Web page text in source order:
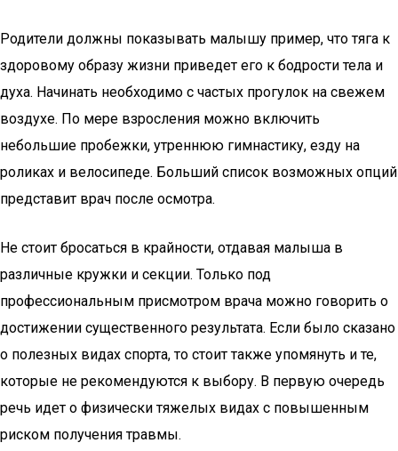
Родители должны показывать малышу пример, что тяга к
здоровому образу жизни приведет его к бодрости тела и
духа. Начинать необходимо с частых прогулок на свежем
воздухе. По мере взросления можно включить
небольшие пробежки, утреннюю гимнастику, езду на
роликах и велосипеде. Больший список возможных опций
представит врач после осмотра.
Не стоит бросаться в крайности, отдавая малыша в
различные кружки и секции. Только под
профессиональным присмотром врача можно говорить о
достижении существенного результата. Если было сказано
о полезных видах спорта, то стоит также упомянуть и те,
которые не рекомендуются к выбору. В первую очередь
речь идет о физически тяжелых видах с повышенным
риском получения травмы.